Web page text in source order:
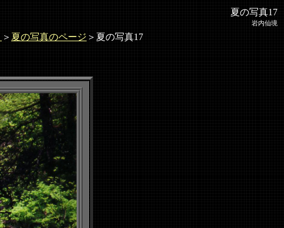
夏の写真17
岩内仙境
＞ 夏の写真のページ ＞夏の写真17